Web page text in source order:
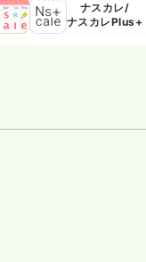
ナスカレ/
ナスカレPlus+